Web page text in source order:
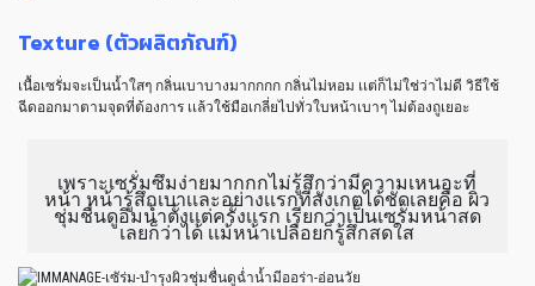
Texture (ตัวผลิตภัณฑ์)
เนื้อเซรั่มจะเป็นน้ำใสๆ กลิ่นเบาบางมากกกก กลิ่นไม่หอม เเต่ก็ไม่ใช่ว่าไม่ดี วิธีใช้
ฉีดออกมาตามจุดที่ต้องการ เเล้วใช้มือเกลี่ยไปทั่วใบหน้าเบาๆ ไม่ต้องถูเยอะ
เพราะเซรั่มซึมง่ายมากกกไม่รู้สึกว่ามีความเหนอะที่
หน้า หน้ารู้สึกเบาเเละอย่างเเรกที่สังเกตได้ชัดเลยคือ ผิว
ชุ่มชื่นดูอิ่มน้ำตั้งเเต่ครั้งเเรก เรียกว่าเป็นเซรั่มหน้าสด
เลยก็ว่าได้ เเม้หน้าเปลือยก็รู้สึกสดใส